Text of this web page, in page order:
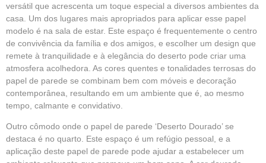
versátil que acrescenta um toque especial a diversos ambientes da
casa. Um dos lugares mais apropriados para aplicar esse papel
modelo é na sala de estar. Este espaço é frequentemente o centro
de convivência da família e dos amigos, e escolher um design que
remete à tranquilidade e à elegância do deserto pode criar uma
atmosfera acolhedora. As cores quentes e tonalidades terrosas do
papel de parede se combinam bem com móveis e decoração
contemporânea, resultando em um ambiente que é, ao mesmo
tempo, calmante e convidativo.
Outro cômodo onde o papel de parede ‘Deserto Dourado’ se
destaca é no quarto. Este espaço é um refúgio pessoal, e a
aplicação deste papel de parede pode ajudar a estabelecer um